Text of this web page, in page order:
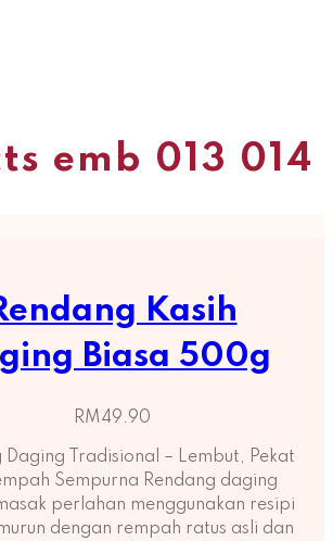
emb 013 014
Kasih
Biasa 500g
RM49.90
Daging Tradisional – Lembut, Pekat
Sempurna Rendang daging
perlahan menggunakan resipi
dengan rempah ratus asli dan